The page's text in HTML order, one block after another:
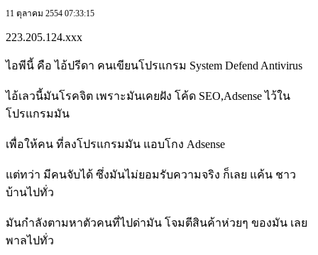
11 ตุลาคม 2554 07:33:15
223.205.124.xxx
ไอพีนี้ คือ ไอ้ปรีดา คนเขียนโปรแกรม System Defend Antivirus
ไอ้เลวนี้มันโรคจิต เพราะมันเคยฝัง โค้ด SEO,Adsense ไว้ใน
โปรแกรมมัน
เพื่อให้คน ที่ลงโปรแกรมมัน แอบโกง Adsense
แต่ทว่า มีคนจับได้ ซึ่งมันไม่ยอมรับความจริง ก็เลย แค้น ชาว
บ้านไปทั่ว
มันกำลังตามหาตัวคนที่ไปด่ามัน โจมตีสินค้าห่วยๆ ของมัน เลย
พาลไปทั่ว